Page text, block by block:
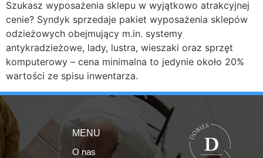
Szukasz wyposażenia sklepu w wyjątkowo atrakcyjnej
cenie? Syndyk sprzedaje pakiet wyposażenia sklepów
odzieżowych obejmujący m.in. systemy
antykradzieżowe, lady, lustra, wieszaki oraz sprzęt
komputerowy – cena minimalna to jedynie około 20%
wartości ze spisu inwentarza.
MENU
O nas